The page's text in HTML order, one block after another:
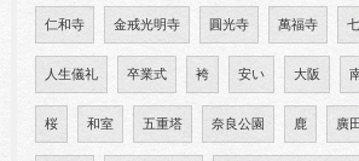
仁和寺 金戒光明寺 圓光寺 萬福寺
人生儀礼 卒業式 袴 安い 大阪
桜 和室 五重塔 奈良公園 鹿 廣